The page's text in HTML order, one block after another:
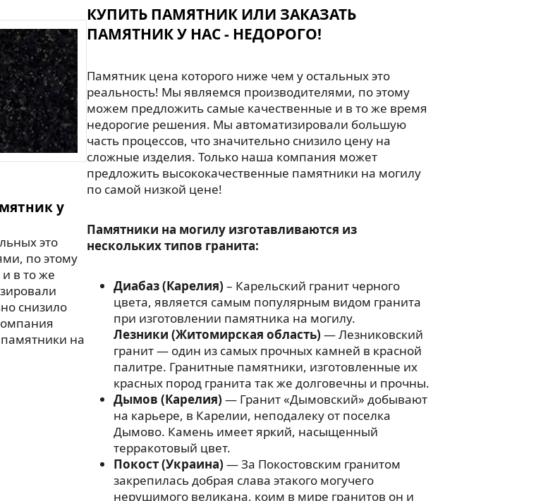
у
это
по этому
в то же
снизило
на
КУПИТЬ ПАМЯТНИК ИЛИ ЗАКАЗАТЬ
ПАМЯТНИК У НАС - НЕДОРОГО!
Памятник цена которого ниже чем у остальных это
реальность! Мы являемся производителями, по этому
можем предложить самые качественные и в то же время
недорогие решения. Мы автоматизировали большую
часть процессов, что значительно снизило цену на
сложные изделия. Только наша компания может
предложить высококачественные памятники на могилу
по самой низкой цене!
Памятники на могилу изготавливаются из
нескольких типов гранита:
Диабаз (Карелия) – Карельский гранит черного
цвета, является самым популярным видом гранита
при изготовлении памятника на могилу.
Лезники (Житомирская область) — Лезниковский
гранит — один из самых прочных камней в красной
палитре. Гранитные памятники, изготовленные их
красных пород гранита так же долговечны и прочны.
Дымов (Карелия) — Гранит «Дымовский» добывают
на карьере, в Карелии, неподалеку от поселка
Дымово. Камень имеет яркий, насыщенный
терракотовый цвет.
Покост (Украина) — За Покостовским гранитом
закрепилась добрая слава этакого могучего
нерушимого великана, коим в мире гранитов он и